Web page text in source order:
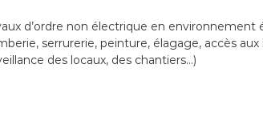
d’ordre non électrique en environnement
serrurerie, peinture, élagage, accès
des locaux, des chantiers…)